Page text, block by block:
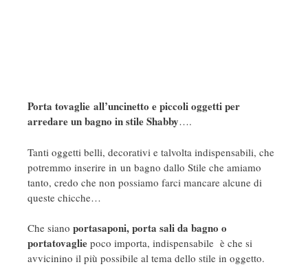
Porta tovaglie all’uncinetto e piccoli oggetti per
arredare un bagno in stile Shabby….
Tanti oggetti belli, decorativi e talvolta indispensabili, che
potremmo inserire in un bagno dallo Stile che amiamo
tanto, credo che non possiamo farci mancare alcune di
queste chicche…
Che siano portasaponi, porta sali da bagno o
portatovaglie poco importa, indispensabile è che si
avvicinino il più possibile al tema dello stile in oggetto.